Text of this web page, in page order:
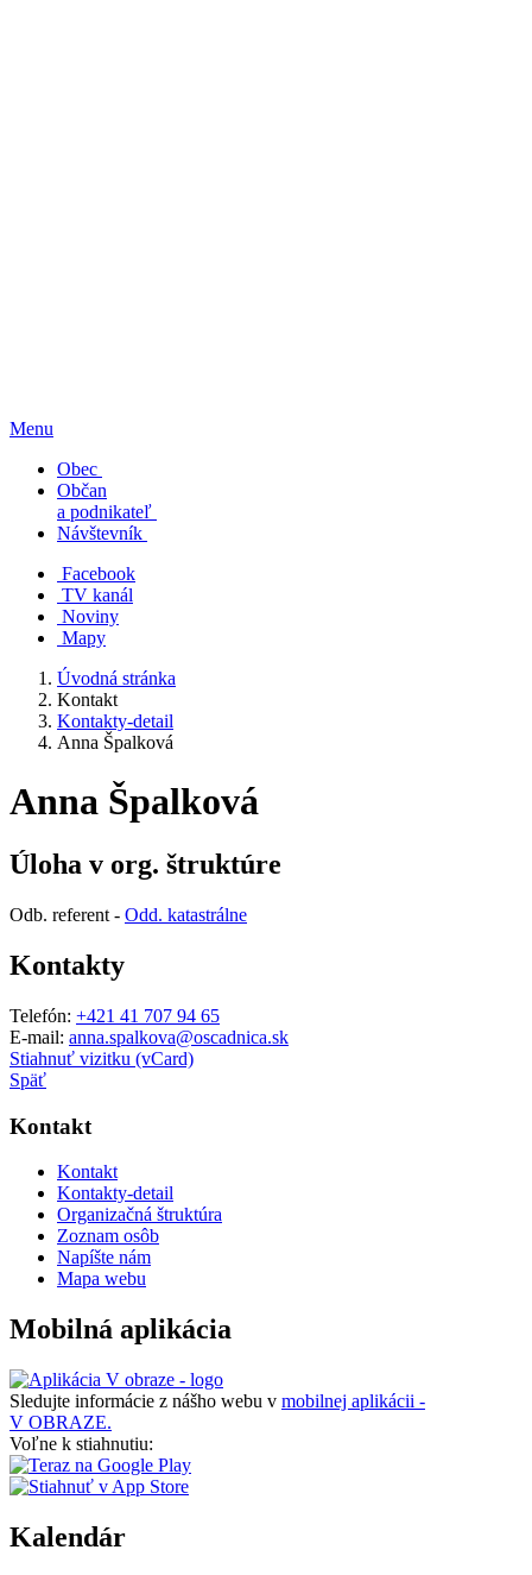
Menu
Obec
Občan
a podnikateľ
Návštevník
Facebook
TV kanál
Noviny
Mapy
Úvodná stránka
Kontakt
Kontakty-detail
Anna Špalková
Anna Špalková
Úloha v org. štruktúre
Odb. referent - Odd. katastrálne
Kontakty
Telefón: +421 41 707 94 65
E-mail: anna.spalkova@oscadnica.sk
Stiahnuť vizitku (vCard)
Späť
Kontakt
Kontakt
Kontakty-detail
Organizačná štruktúra
Zoznam osôb
Napíšte nám
Mapa webu
Mobilná aplikácia
Sledujte informácie z nášho webu v mobilnej aplikácii -
V OBRAZE.
Voľne k stiahnutiu:
Kalendár